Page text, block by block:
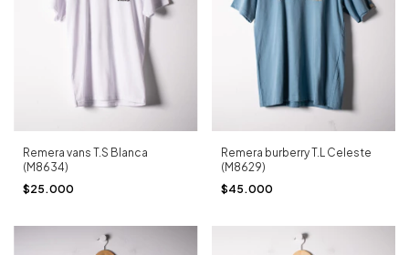
Remera vans T.S Blanca
(M8634)
$25.000
Remera burberry T.L Celeste
(M8629)
$45.000